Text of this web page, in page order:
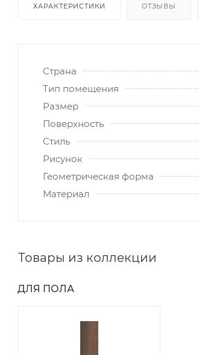
ХАРАКТЕРИСТИКИ ОТЗЫВЫ
Страна
Тип помещения
Размер
Поверхность
Стиль
Рисунок
Геометрическая форма
Материал
Товары из коллекции
ДЛЯ ПОЛА